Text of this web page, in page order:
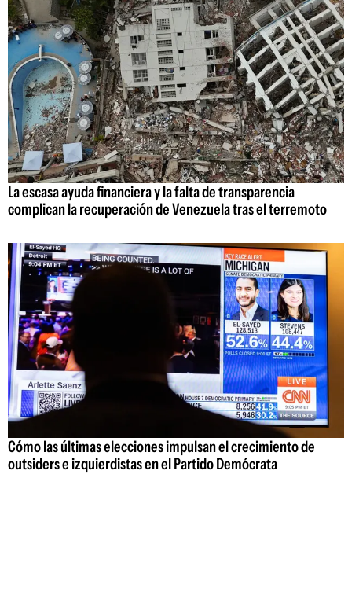
La escasa ayuda financiera y la falta de transparencia
complican la recuperación de Venezuela tras el terremoto
Cómo las últimas elecciones impulsan el crecimiento de
outsiders e izquierdistas en el Partido Demócrata